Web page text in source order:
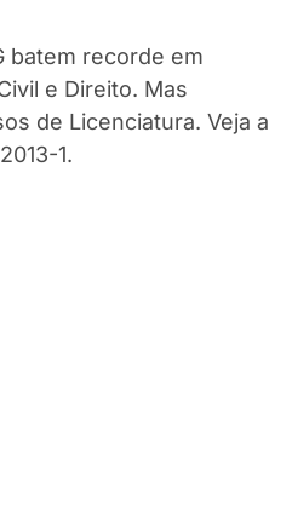
batem recorde em
e Direito. Mas
de Licenciatura. Veja a
1.